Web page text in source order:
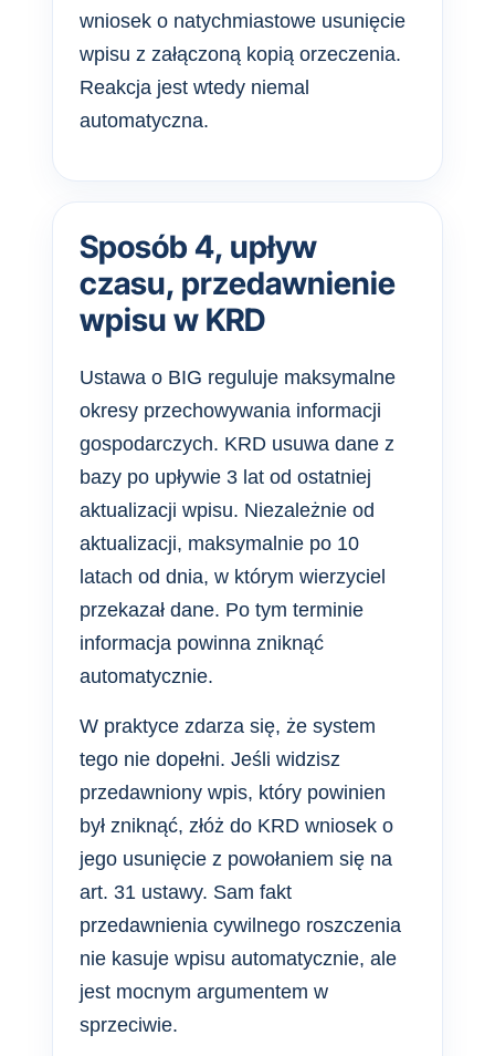
wniosek o natychmiastowe usunięcie
wpisu z załączoną kopią orzeczenia.
Reakcja jest wtedy niemal
automatyczna.
Sposób 4, upływ
czasu, przedawnienie
wpisu w KRD
Ustawa o BIG reguluje maksymalne
okresy przechowywania informacji
gospodarczych. KRD usuwa dane z
bazy po upływie 3 lat od ostatniej
aktualizacji wpisu. Niezależnie od
aktualizacji, maksymalnie po 10
latach od dnia, w którym wierzyciel
przekazał dane. Po tym terminie
informacja powinna zniknąć
automatycznie.
W praktyce zdarza się, że system
tego nie dopełni. Jeśli widzisz
przedawniony wpis, który powinien
był zniknąć, złóż do KRD wniosek o
jego usunięcie z powołaniem się na
art. 31 ustawy. Sam fakt
przedawnienia cywilnego roszczenia
nie kasuje wpisu automatycznie, ale
jest mocnym argumentem w
sprzeciwie.